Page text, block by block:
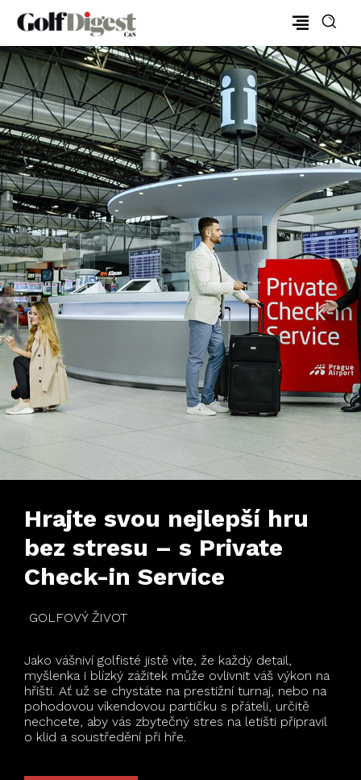
Hrajte svou nejlepší hru
bez stresu – s Private
Check-in Service
GOLFOVÝ ŽIVOT
Jako vášniví golfisté jistě víte, že každý detail,
myšlenka i blízký zážitek může ovlivnit váš výkon na
hřišti. Ať už se chystáte na prestižní turnaj, nebo na
pohodovou víkendovou partičku s přáteli, určitě
nechcete, aby vás zbytečný stres na letišti připravil
o klid a soustředění při hře.